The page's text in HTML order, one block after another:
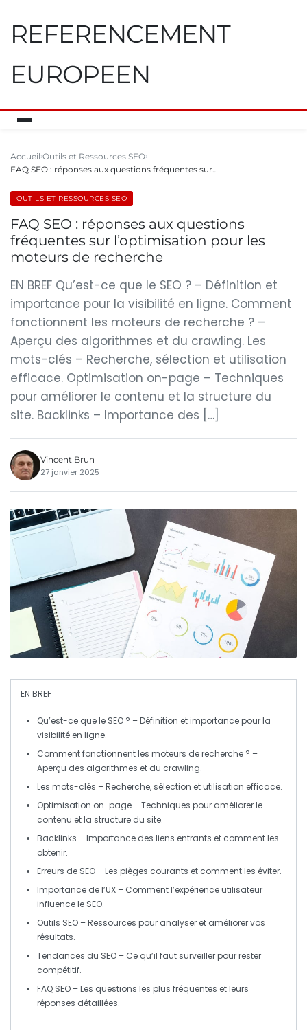
REFERENCEMENT
EUROPEEN
Accueil Outils et Ressources SEO
FAQ SEO : réponses aux questions fréquentes sur…
OUTILS ET RESSOURCES SEO
FAQ SEO : réponses aux questions
fréquentes sur l’optimisation pour les
moteurs de recherche
EN BREF Qu’est-ce que le SEO ? – Définition et
importance pour la visibilité en ligne. Comment
fonctionnent les moteurs de recherche ? –
Aperçu des algorithmes et du crawling. Les
mots-clés – Recherche, sélection et utilisation
efficace. Optimisation on-page – Techniques
pour améliorer le contenu et la structure du
site. Backlinks – Importance des […]
Vincent Brun
27 janvier 2025
EN BREF
Qu’est-ce que le SEO ? – Définition et importance pour la
visibilité en ligne.
Comment fonctionnent les moteurs de recherche ? –
Aperçu des algorithmes et du crawling.
Les mots-clés – Recherche, sélection et utilisation efficace.
Optimisation on-page – Techniques pour améliorer le
contenu et la structure du site.
Backlinks – Importance des liens entrants et comment les
obtenir.
Erreurs de SEO – Les pièges courants et comment les éviter.
Importance de l’UX – Comment l’expérience utilisateur
influence le SEO.
Outils SEO – Ressources pour analyser et améliorer vos
résultats.
Tendances du SEO – Ce qu’il faut surveiller pour rester
compétitif.
FAQ SEO – Les questions les plus fréquentes et leurs
réponses détaillées.